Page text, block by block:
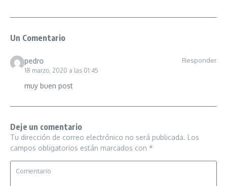
Un Comentario
pedro
18 marzo, 2020 a las 01:45
Responder
muy buen post
Deje un comentario
Tu dirección de correo electrónico no será publicada. Los
campos obligatorios están marcados con *